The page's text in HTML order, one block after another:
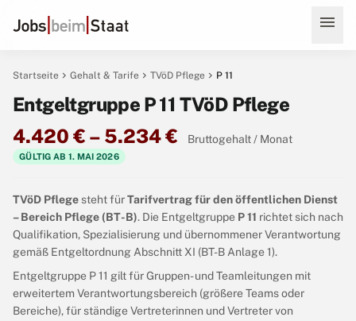
menu
Startseite chevron_right Gehalt & Tarife chevron_right TVöD Pflege chevron_right P 11
Entgeltgruppe P 11 TVöD Pflege
4.420 € – 5.234 €
Bruttogehalt / Monat
GÜLTIG AB 1. MAI 2026
TVöD Pflegesteht fürTarifvertrag für den öffentlichen Dienst
– Bereich Pflege (BT-B). Die Entgeltgruppe P 11 richtet sich nach
Qualifikation, Spezialisierung und übernommener Verantwortung
gemäß Entgeltordnung Abschnitt XI (BT-B Anlage 1).
Entgeltgruppe P 11 gilt für Gruppen- und Teamleitungen mit
erweitertem Verantwortungsbereich (größere Teams oder
Bereiche), für ständige Vertreterinnen und Vertreter von